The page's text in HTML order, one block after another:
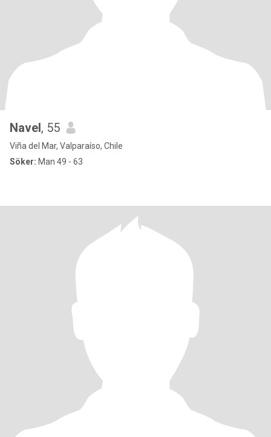
Navel, 55
Viña del Mar, Valparaíso, Chile
Söker: Man 49 - 63